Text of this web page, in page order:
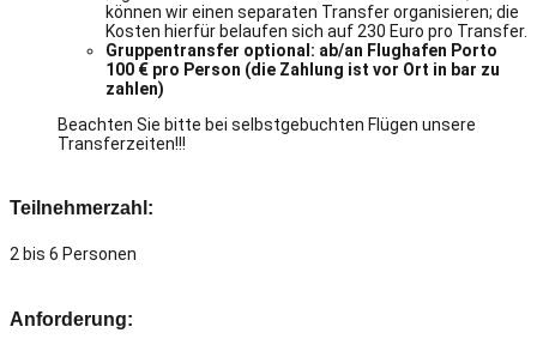
können wir einen separaten Transfer organisieren; die
Kosten hierfür belaufen sich auf 230 Euro pro Transfer.
Gruppentransfer optional: ab/an Flughafen Porto
100 € pro Person (die Zahlung ist vor Ort in bar zu
zahlen)
Beachten Sie bitte bei selbstgebuchten Flügen unsere
Transferzeiten!!!
Teilnehmerzahl:
2 bis 6 Personen
Anforderung: